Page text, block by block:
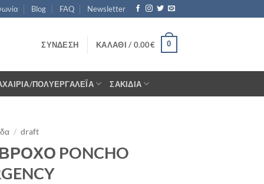
Blog FAQ Newsletter
ΣΎΝΔΕΣΗ ΚΑΛΆΘΙ / 0.00€ 0
ΠΟΛΥΕΡΓΑΛΈΙΑ ΣΑΚΊΔΙΑ
/ draft
PONCHO